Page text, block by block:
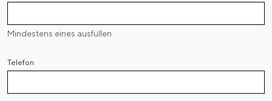
Mindestens eines ausfüllen
Telefon